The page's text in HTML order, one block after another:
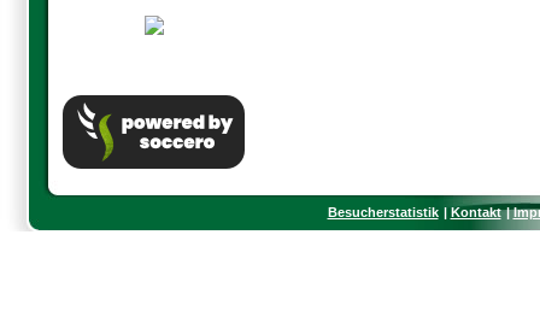
Besucherstatistik Kontakt